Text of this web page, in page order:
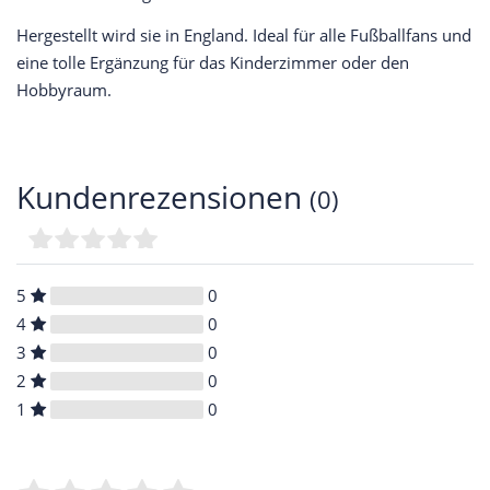
Hergestellt wird sie in England. Ideal für alle Fußballfans und
eine tolle Ergänzung für das Kinderzimmer oder den
Hobbyraum.
Kundenrezensionen (0)
5
0
4
0
3
0
2
0
1
0
Bewertungssterne